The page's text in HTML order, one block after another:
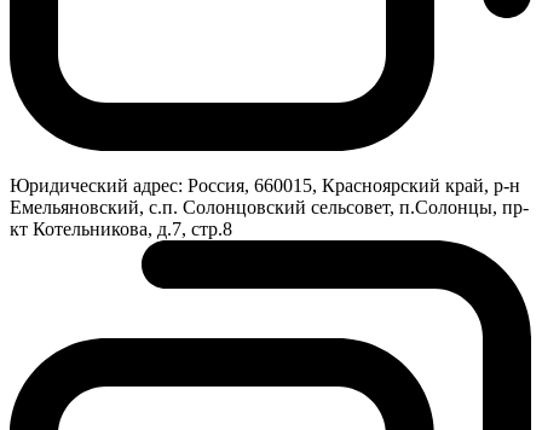
Юридический адрес: Россия, 660015, Красноярский край, р-н
Емельяновский, с.п. Солонцовский сельсовет, п.Солонцы, пр-
кт Котельникова, д.7, стр.8